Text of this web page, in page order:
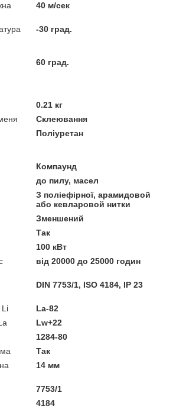
40 м/сек
-30 град.
60 град.
0.21 кг
Склеювання
Поліуретан
Компаунд
до пилу, масел
З поліефірної, арамидовой
або кевларовой нитки
Зменшений
Так
100 кВт
від 20000 до 25000 годин
DIN 7753/1, ISO 4184, IP 23
Li
La-82
Lw+22
1284-80
Так
14 мм
7753/1
4184